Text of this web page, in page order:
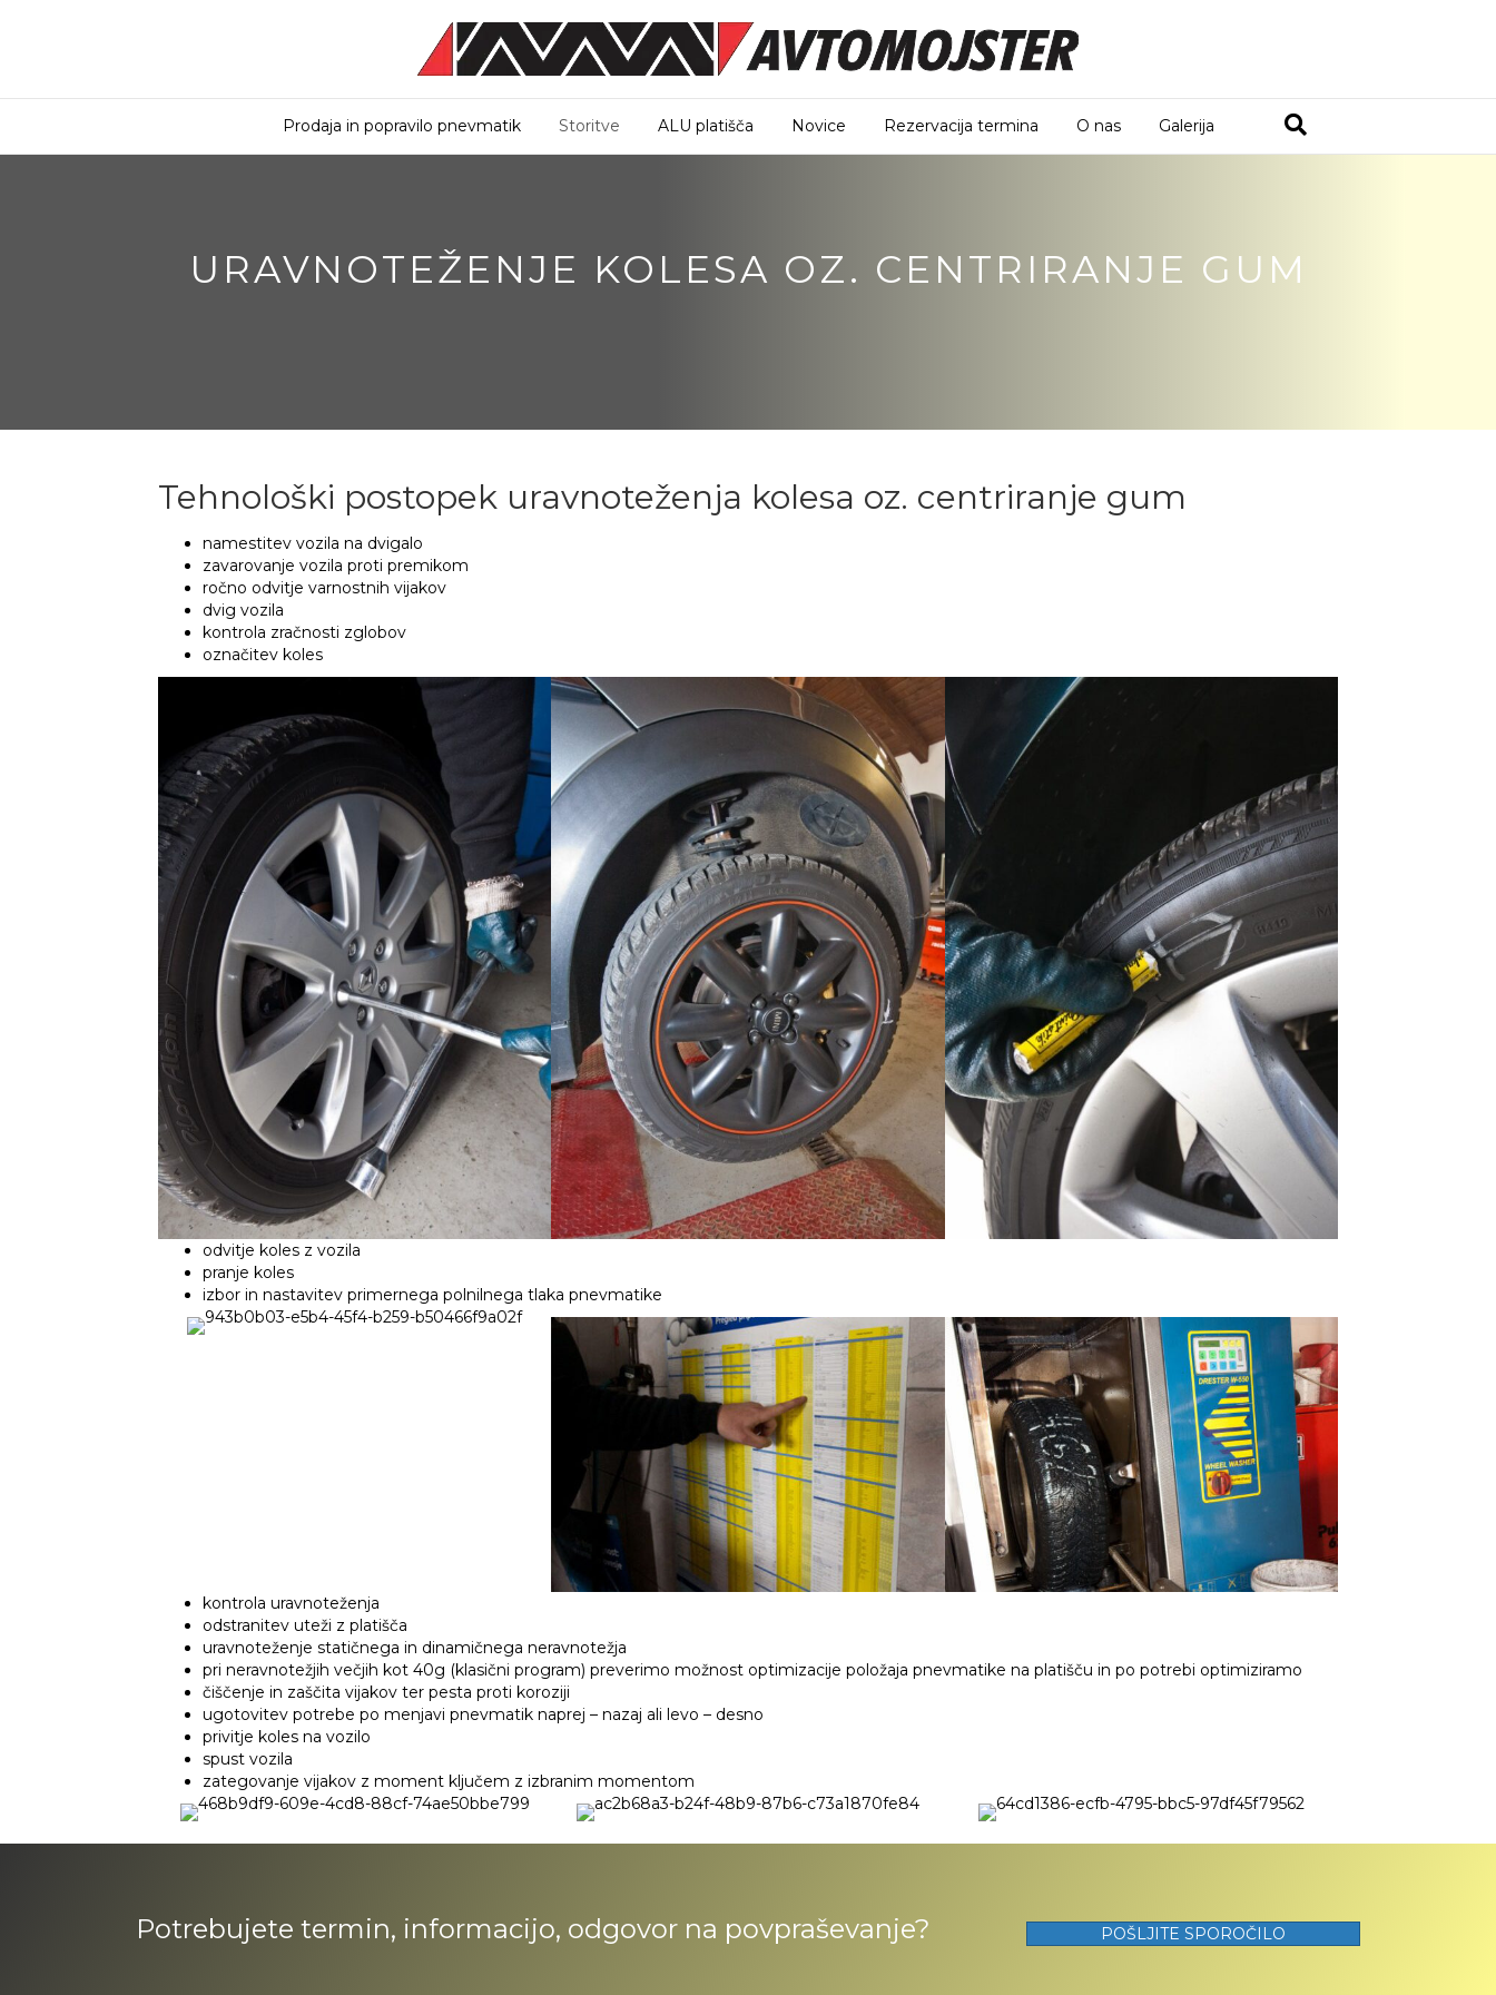
Prodaja in popravilo pnevmatik Storitve ALU platišča Novice Rezervacija termina O nas Galerija
URAVNOTEŽENJE KOLESA OZ. CENTRIRANJE GUM
Tehnološki postopek uravnoteženja kolesa oz. centriranje gum
namestitev vozila na dvigalo
zavarovanje vozila proti premikom
ročno odvitje varnostnih vijakov
dvig vozila
kontrola zračnosti zglobov
označitev koles
odvitje koles z vozila
pranje koles
izbor in nastavitev primernega polnilnega tlaka pnevmatike
kontrola uravnoteženja
odstranitev uteži z platišča
uravnoteženje statičnega in dinamičnega neravnotežja
pri neravnotežjih večjih kot 40g (klasični program) preverimo možnost optimizacije položaja pnevmatike na platišču in po potrebi optimiziramo
čiščenje in zaščita vijakov ter pesta proti koroziji
ugotovitev potrebe po menjavi pnevmatik naprej – nazaj ali levo – desno
privitje koles na vozilo
spust vozila
zategovanje vijakov z moment ključem z izbranim momentom
Potrebujete termin, informacijo, odgovor na povpraševanje? POŠLJITE SPOROČILO